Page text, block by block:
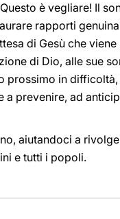
è vegliare! Il
rapporti
di Gesù che
di Dio, alle sue
prossimo in
a prevenire, ad
aiutandoci a
e tutti i popoli.